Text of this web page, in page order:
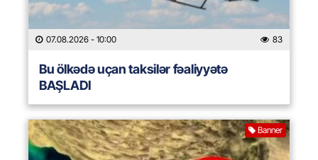
07.08.2026 - 10:00 83
Bu ölkədə uçan taksilər fəaliyyətə
BAŞLADI
Banner